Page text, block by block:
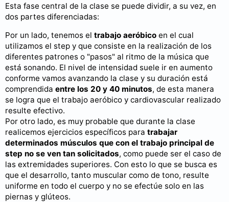
Esta fase central de la clase se puede dividir, a su vez, en
dos partes diferenciadas:
Por un lado, tenemos el trabajo aeróbico en el cual
utilizamos el step y que consiste en la realización de los
diferentes patrones o "pasos" al ritmo de la música que
está sonando. El nivel de intensidad suele ir en aumento
conforme vamos avanzando la clase y su duración está
comprendida entre los 20 y 40 minutos, de esta manera
se logra que el trabajo aeróbico y cardiovascular realizado
resulte efectivo.
Por otro lado, es muy probable que durante la clase
realicemos ejercicios específicos para trabajar
determinados músculos que con el trabajo principal de
step no se ven tan solicitados, como puede ser el caso de
las extremidades superiores. Con esto lo que se busca es
que el desarrollo, tanto muscular como de tono, resulte
uniforme en todo el cuerpo y no se efectúe solo en las
piernas y glúteos.